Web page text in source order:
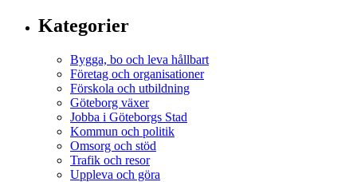
Kategorier
Bygga, bo och leva hållbart
Företag och organisationer
Förskola och utbildning
Göteborg växer
Jobba i Göteborgs Stad
Kommun och politik
Omsorg och stöd
Trafik och resor
Uppleva och göra